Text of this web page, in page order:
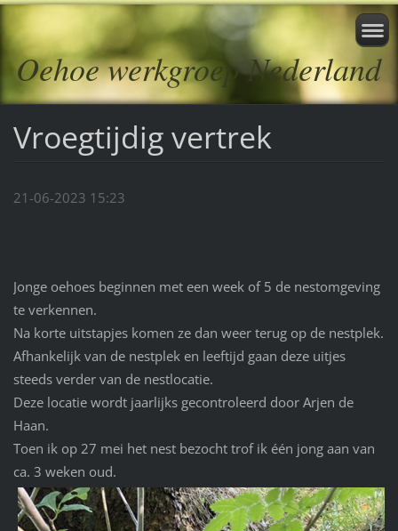
Oehoe werkgroep Nederland
Vroegtijdig vertrek
21-06-2023 15:23
Jonge oehoes beginnen met een week of 5 de nestomgeving
te verkennen.
Na korte uitstapjes komen ze dan weer terug op de nestplek.
Afhankelijk van de nestplek en leeftijd gaan deze uitjes
steeds verder van de nestlocatie.
Deze locatie wordt jaarlijks gecontroleerd door Arjen de
Haan.
Toen ik op 27 mei het nest bezocht trof ik één jong aan van
ca. 3 weken oud.